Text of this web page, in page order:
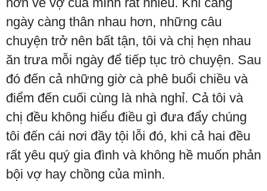
ngày càng thân nhau hơn, những câu
chuyện trở nên bất tận, tôi và chị hẹn nhau
ăn trưa mỗi ngày để tiếp tục trò chuyện. Sau
đó đến cả những giờ cà phê buổi chiều và
điểm đến cuối cùng là nhà nghỉ. Cả tôi và
chị đều không hiểu điều gì đưa đẩy chúng
tôi đến cái nơi đầy tội lỗi đó, khi cả hai đều
rất yêu quý gia đình và không hề muốn phản
bội vợ hay chồng của mình.